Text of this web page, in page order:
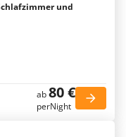
und
ab80 €
perNight